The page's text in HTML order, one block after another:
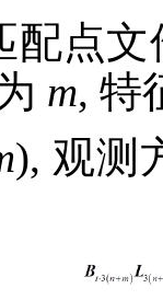
配点
m, 特
), 观测